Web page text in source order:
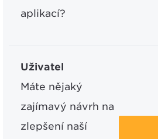
aplikací?
Uživatel
Máte nějaký
zajímavý návrh na
zlepšení naší